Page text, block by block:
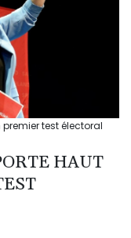
test électoral
HAUT